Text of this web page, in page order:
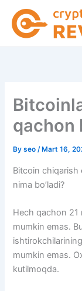
content
qachon
Byseo/ Mart 16,
Bitcoin
nima bo’ladi?
Hech qachon 21
mumkin emas.
mumkin emas.
kutilmoqda.